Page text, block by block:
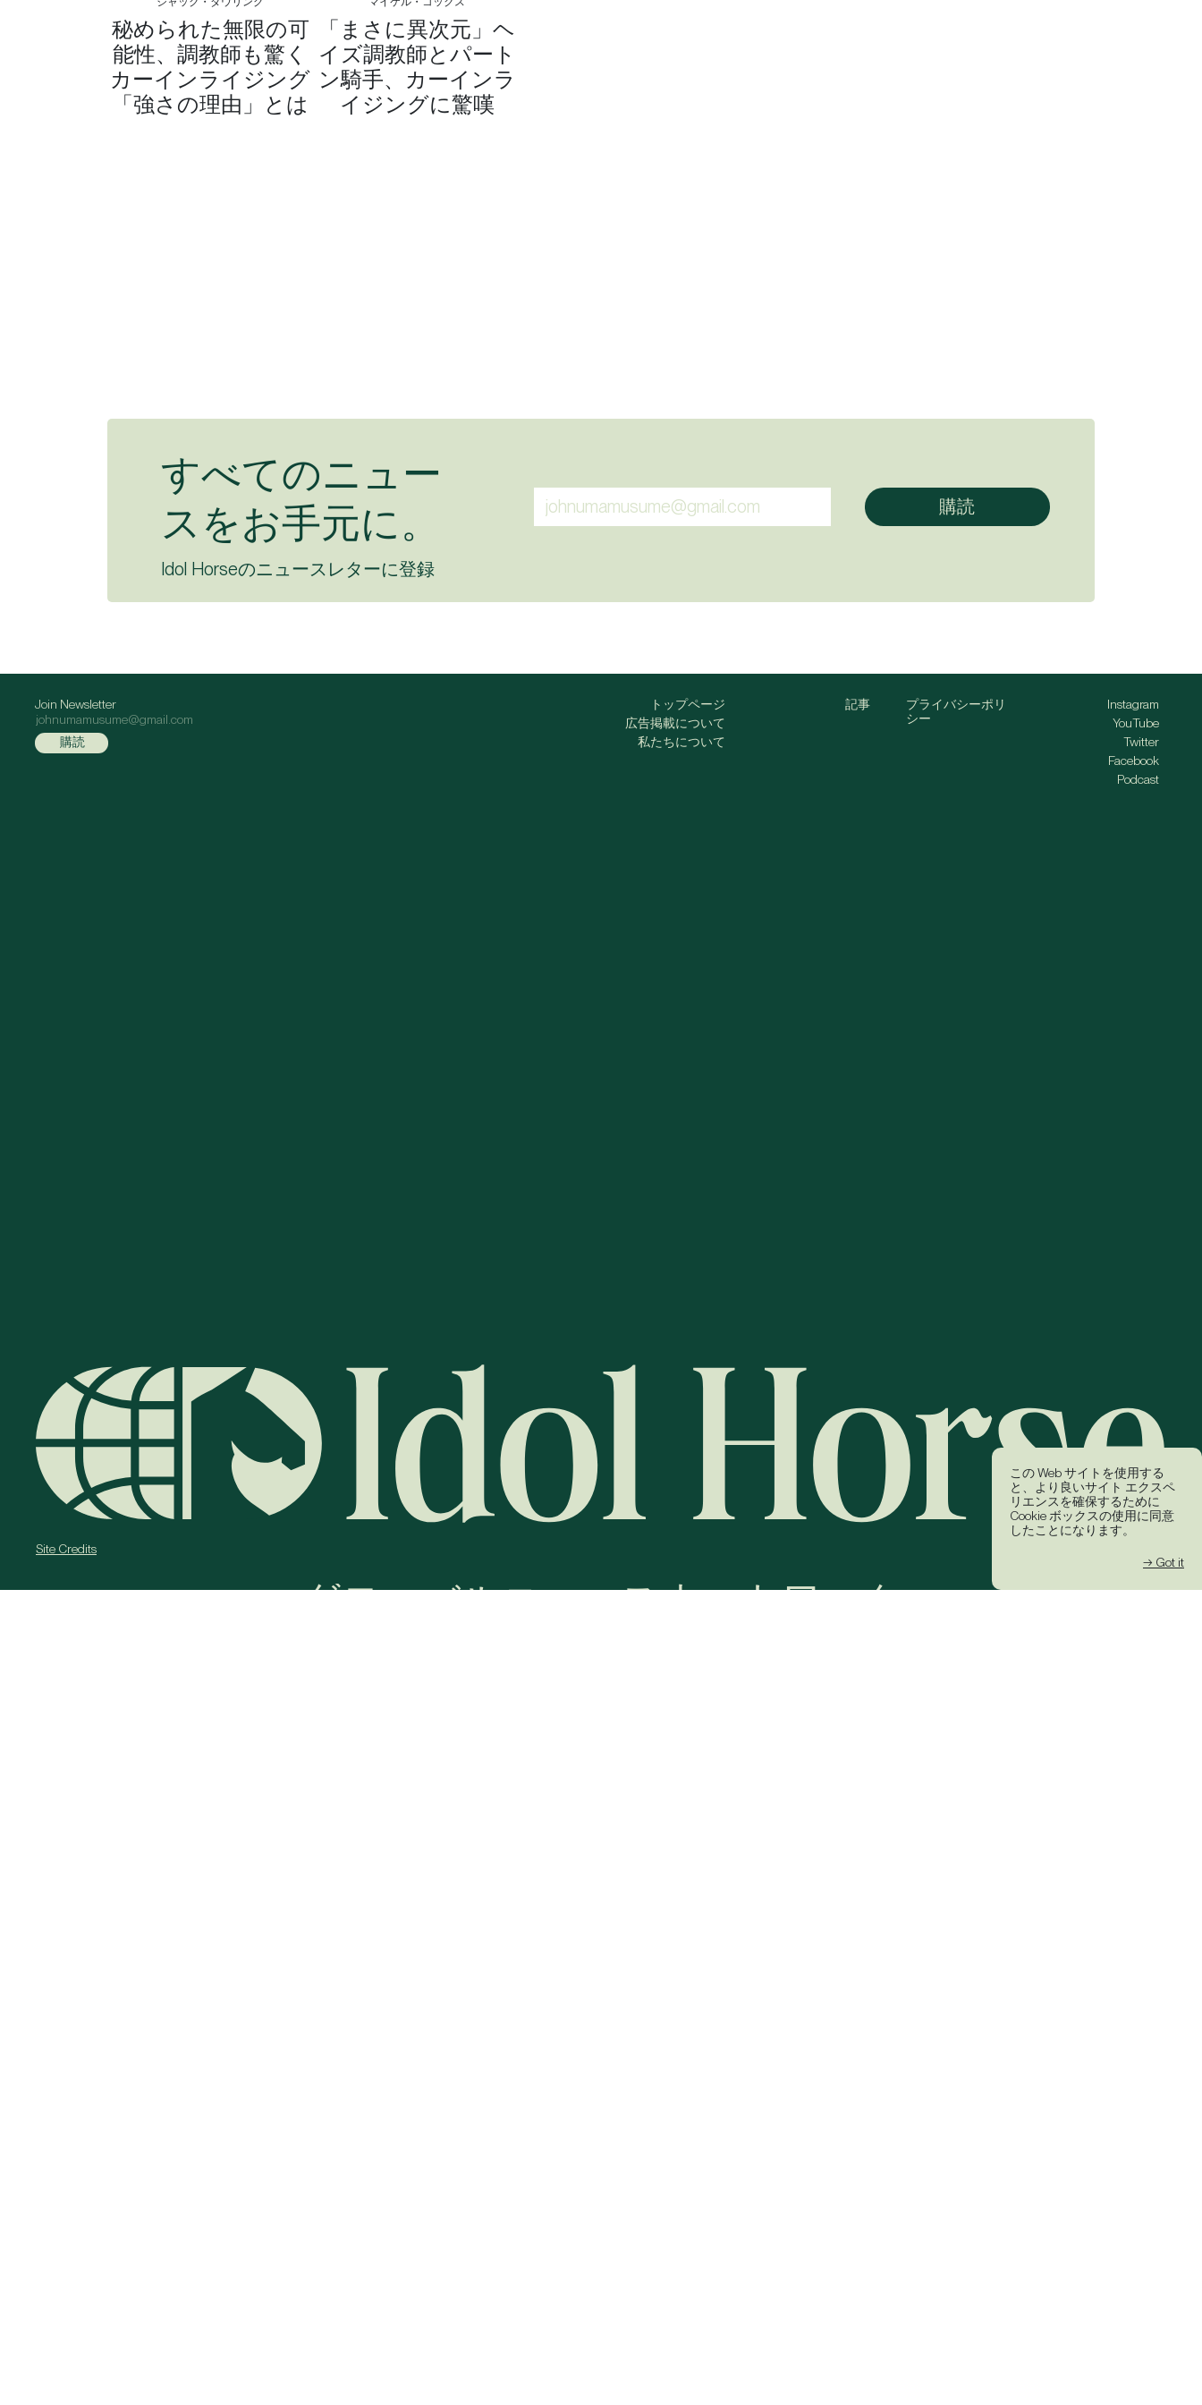
この Web サイトを使用する
と、より良いサイト エクスペ
リエンスを確保するために
Cookie ボックスの使用に同意
したことになります。
→ Got it
秘められた無限の可
能性、調教師も驚く
カーインライジング
「強さの理由」とは
「まさに異次元」ヘ
イズ調教師とパート
ン騎手、カーインラ
イジングに驚嘆
すべてのニュー
スをお手元に。
Idol Horseのニュースレターに登録
Join Newsletter
トップページ
広告掲載について
私たちについて
記事
プライバシーポリ
シー
Instagram
YouTube
Twitter
Facebook
Podcast
グローバルニュースネットワーク
Site Credits